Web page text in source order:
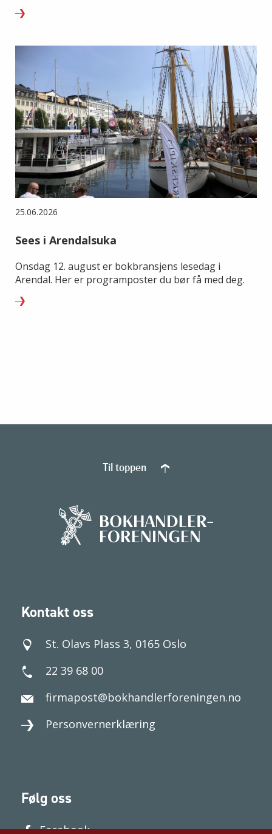
25.06.2026
Sees i Arendalsuka
Onsdag 12. august er bokbransjens lesedag i
Arendal. Her er programposter du bør få med deg.
Kontakt oss
St. Olavs Plass 3, 0165 Oslo
22 39 68 00
firmapost@bokhandlerforeningen.no
Personvernerklæring
Følg oss
Facebook
Til toppen